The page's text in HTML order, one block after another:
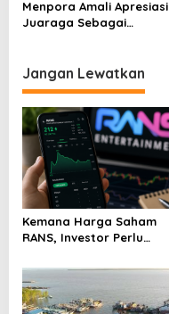
Menpora Amali Apresiasi
Juaraga Sebagai
Dunia U-20
Jangan Lewatkan
Kemana Harga Saham
RANS, Investor Perlu
Menghindari Spekulasi
Berlebihan